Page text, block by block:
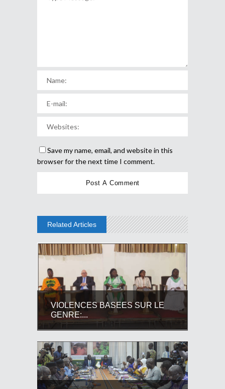
Save my name, email, and website in this
browser for the next time I comment.
Related Articles
VIOLENCES BASEES SUR LE
GENRE:...